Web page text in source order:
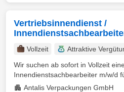
Vertriebsinnendienst /
Vollzeit
Attraktive
Wir suchen ab sofort in Vollzeit
Innendienstsachbearbeiter m/w/d
Antalis Verpackungen GmbH